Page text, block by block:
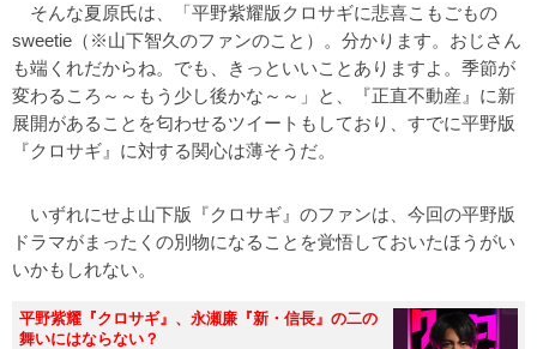
そんな夏原氏は、「平野紫耀版クロサギに悲喜こもごもの
sweetie（※山下智久のファンのこと）。分かります。おじさん
も端くれだからね。でも、きっといいことありますよ。季節が
変わるころ～～もう少し後かな～～」と、『正直不動産』に新
展開があることを匂わせるツイートもしており、すでに平野版
『クロサギ』に対する関心は薄そうだ。
いずれにせよ山下版『クロサギ』のファンは、今回の平野版
ドラマがまったくの別物になることを覚悟しておいたほうがい
いかもしれない。
平野紫耀『クロサギ』、永瀬廉『新・信長』の二の
舞いにはならない？